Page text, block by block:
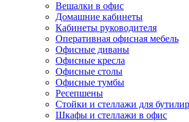
Вешалки в офис
Домашние кабинеты
Кабинеты руководителя
Оперативная офисная мебель
Офисные диваны
Офисные кресла
Офисные столы
Офисные тумбы
Ресепшены
Стойки и стеллажи для
Шкафы и стеллажи в офис